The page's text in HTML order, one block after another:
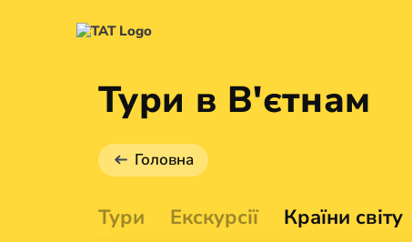
Тури в В'єтнам
Головна
Тури Екскурсії Країни світу